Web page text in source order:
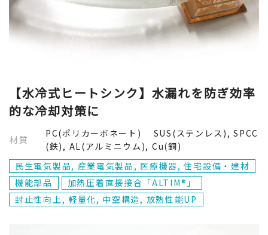
電池
住宅設備・建材
その他
閉じる
PEEK(ポリエーテルエーテルケトン)
SUS(ステンレス)
SPCC(鉄)
AL(アルミニウム)
真鍮
機能部品
インサート成形接合
高意匠性
中空構造
フィルム接合
放熱性能UP
耐久性向上
【水冷式ヒートシンク】水漏れを防ぎ効率
的な冷却対策に
材質
PC(ポリカーボネート) SUS(ステンレス), SPCC
(鉄), AL(アルミニウム), Cu(銅)
民生電気製品, 産業電気製品, 医療機器, 住宅設備・建材
機能部品
加熱圧着直接接合「ALTIM®」
封止性向上, 軽量化, 中空構造, 放熱性能UP